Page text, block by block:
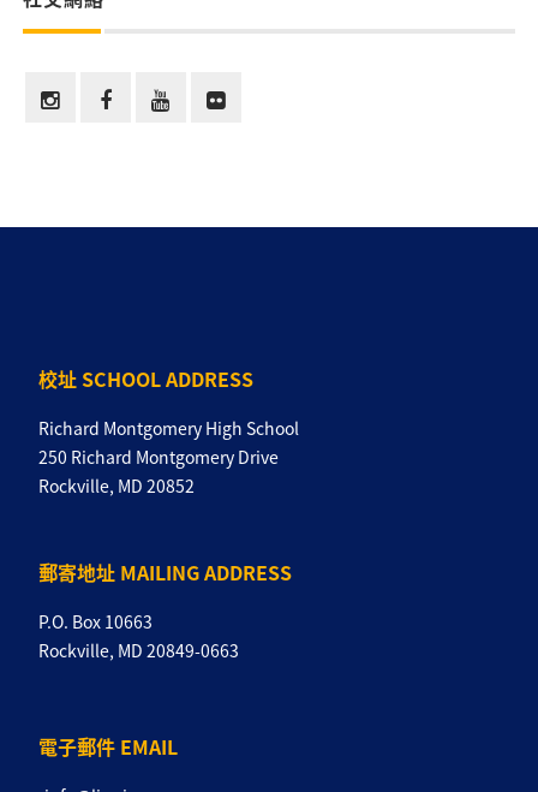
校址 SCHOOL ADDRESS
Richard Montgomery High School
250 Richard Montgomery Drive
Rockville, MD 20852
郵寄地址 MAILING ADDRESS
P.O. Box 10663
Rockville, MD 20849-0663
電子郵件 EMAIL